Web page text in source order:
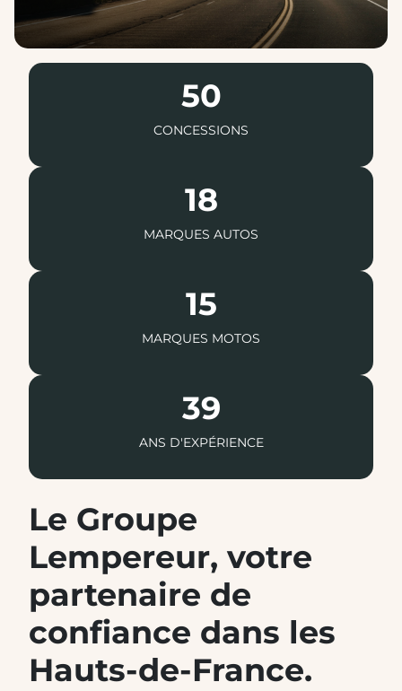
50
CONCESSIONS
18
MARQUES AUTOS
15
MARQUES MOTOS
39
ANS D'EXPÉRIENCE
Le Groupe
Lempereur, votre
partenaire de
confiance dans les
Hauts-de-France.